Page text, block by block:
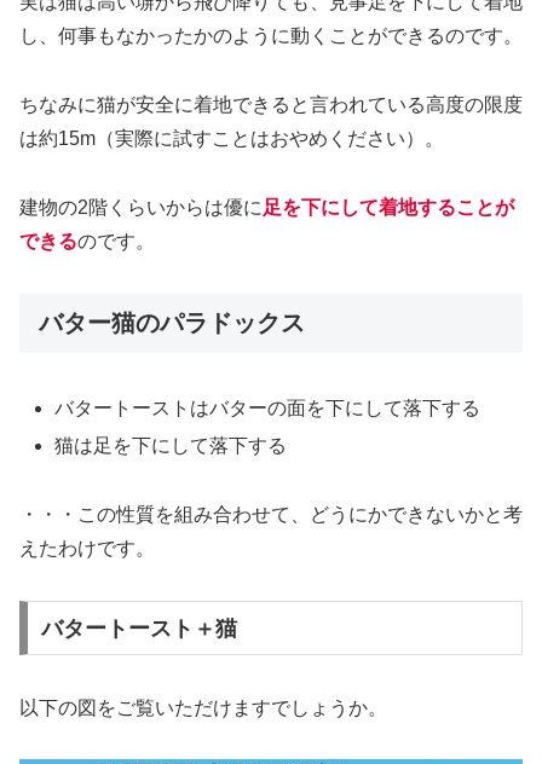
し、何事もなかったかのように動くことができるのです。
ちなみに猫が安全に着地できると言われている高度の限度
は約15m（実際に試すことはおやめください）。
建物の2階くらいからは優に 足を下にして着地することが
できるのです。
バター猫のパラドックス
バタートーストはバターの面を下にして落下する
猫は足を下にして落下する
・・・この性質を組み合わせて、どうにかできないかと考
えたわけです。
バタートースト＋猫
以下の図をご覧いただけますでしょうか。